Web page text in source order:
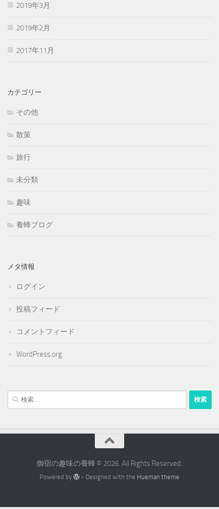
2019年3月
2019年2月
2017年11月
カテゴリー
その他
散策
旅行
未分類
趣味
養蜂ブログ
メタ情報
ログイン
投稿フィード
コメントフィード
WordPress.org
検
索:
御宿の趣味の養蜂 © 2026. All Rights Reserved.
Powered by - Designed with the Hueman theme